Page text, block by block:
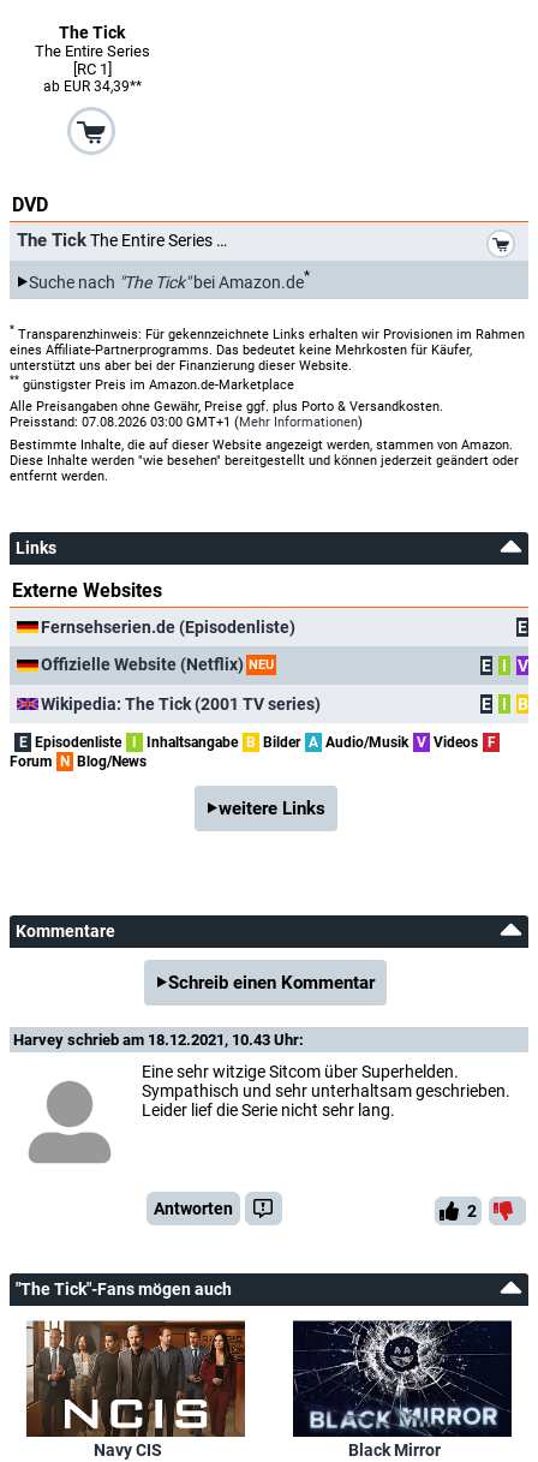
The Tick
The Entire Series
[RC 1]
ab EUR 34,39**
DVD
The TickThe Entire Series
Suche nach "The Tick"bei Amazon.de*
* Transparenzhinweis: Für gekennzeichnete Links erhalten wir Provisionen im Rahmen
eines Affiliate-Partnerprogramms. Das bedeutet keine Mehrkosten für Käufer,
unterstützt uns aber bei der Finanzierung dieser Website.
** günstigster Preis im Amazon.de-Marketplace
Alle Preisangaben ohne Gewähr, Preise ggf. plus Porto & Versandkosten.
Preisstand: 07.08.2026 03:00 GMT+1 (Mehr Informationen)
Bestimmte Inhalte, die auf dieser Website angezeigt werden, stammen von Amazon.
Diese Inhalte werden "wie besehen" bereitgestellt und können jederzeit geändert oder
entfernt werden.
Links
Externe Websites
Fernsehserien.de (Episodenliste)
E
Offizielle Website (Netflix) NEU E I
V
Wikipedia: The Tick (2001 TV series)
E I B
E Episodenliste Inhaltsangabe B Bilder A Audio/Musik V Videos
F
Forum
N Blog/News
weitere Links
Kommentare
Schreib einen Kommentar
Harvey schrieb am 18.12.2021, 10.43 Uhr:
Eine sehr witzige Sitcom über Superhelden.
Sympathisch und sehr unterhaltsam geschrieben.
Leider lief die Serie nicht sehr lang.
Antworten 2
"The Tick"-Fans mögen auch
Navy CIS Black Mirror